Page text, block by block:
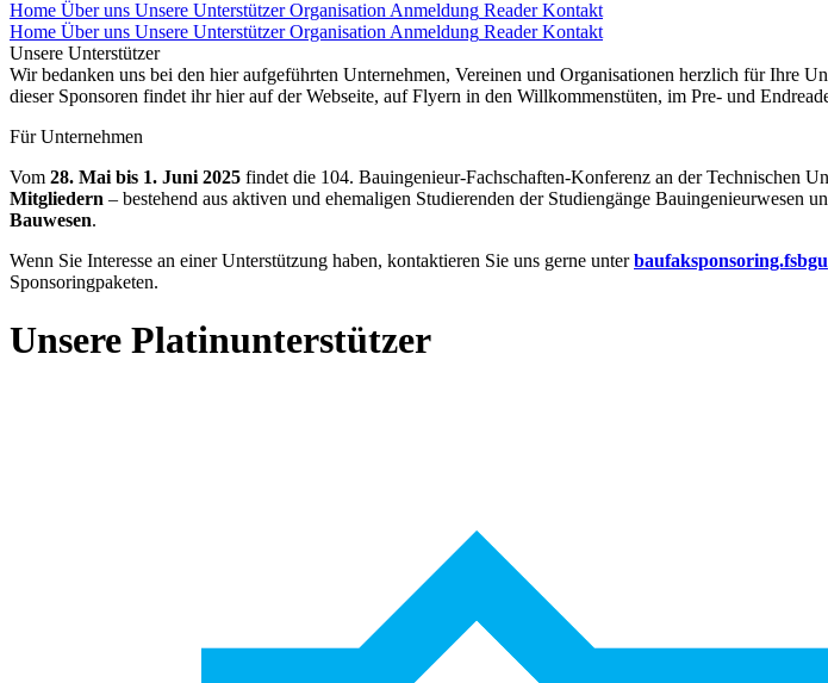
Home Über uns Unsere Unterstützer Organisation Anmeldung Reader Kontakt
Home Über uns Unsere Unterstützer Organisation Anmeldung Reader Kontakt
Unsere Unterstützer
Wir bedanken uns bei den hier aufgeführten Unternehmen, Vereinen und Organisationen herzlich für Ihre
dieser Sponsoren findet ihr hier auf der Webseite, auf Flyern in den Willkommenstüten, im Pre- und
Für Unternehmen
Vom 28. Mai bis 1. Juni 2025 findet die 104. Bauingenieur-Fachschaften-Konferenz an der Technischen
Mitgliedern – bestehend aus aktiven und ehemaligen Studierenden der Studiengänge Bauingenieurwesen
Bauwesen.
Wenn Sie Interesse an einer Unterstützung haben, kontaktieren Sie uns gerne unter
Sponsoringpaketen.
Unsere Platinunterstützer